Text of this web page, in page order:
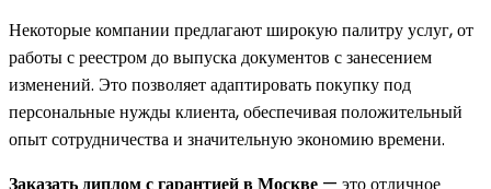
Некоторые компании предлагают широкую палитру услуг, от
работы с реестром до выпуска документов с занесением
изменений. Это позволяет адаптировать покупку под
персональные нужды клиента, обеспечивая положительный
опыт сотрудничества и значительную экономию времени.